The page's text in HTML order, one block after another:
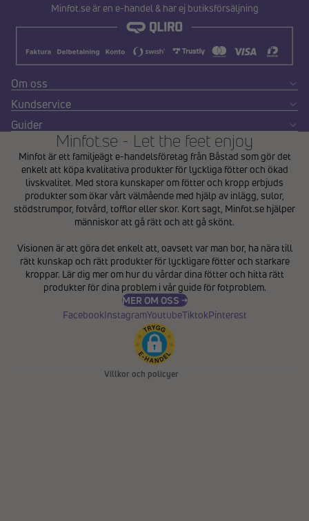
Minfot.se är en e-handel & har ej butiksförsäljning
Om oss
Kundservice
Guider
Minfot.se - Let the feet enjoy
Minfot är ett familjeägt e-handelsföretag från Båstad som gör det
enkelt att köpa kvalitativa produkter för lyckliga fötter och ökad
livskvalitet. Med stora kunskaper om fötter och kropp erbjuds
produkter som ökar vårt välmående med hjälp av inlägg, sulor,
stödstrumpor, fotvård, tofflor eller skor. Kort sagt, Minfot.se hjälper
människor att gå rätt och att gå skönt.
Visionen är att göra det enkelt att, oavsett var man bor, ha nära till
rätt kunskap och rätt produkter för lyckligare fötter och starkare
kroppar. Lär dig mer om hur du vårdar dina fötter och hitta rätt
produkter för dina problem i vårguide för fotproblem.
MER OM OSS →
FacebookInstagramYoutubeTiktokPinterest
Villkor och policyer
Återbetalningspolicy
Användarvillkor
Fraktpolicy
Kontaktinformation
Avbeställningspolicy
Rättsligt meddelande